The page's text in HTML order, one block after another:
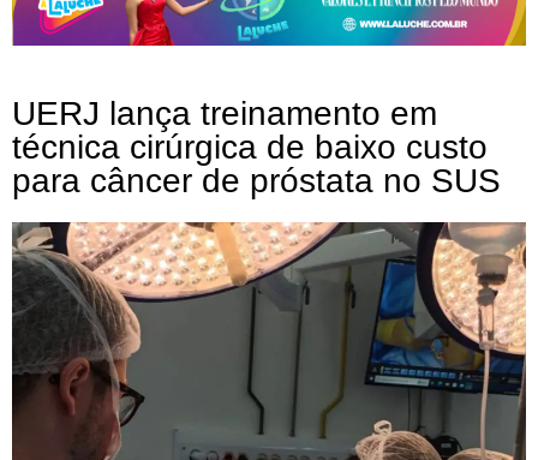
UERJ lança treinamento em
técnica cirúrgica de baixo custo
para câncer de próstata no SUS